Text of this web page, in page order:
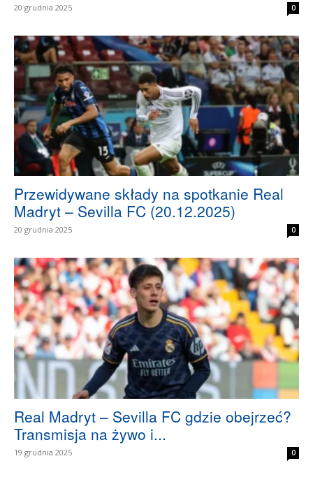
20 grudnia 2025 0
Przewidywane składy na spotkanie Real
Madryt – Sevilla FC (20.12.2025)
20 grudnia 2025 0
Real Madryt – Sevilla FC gdzie obejrzeć?
Transmisja na żywo i...
19 grudnia 2025 0